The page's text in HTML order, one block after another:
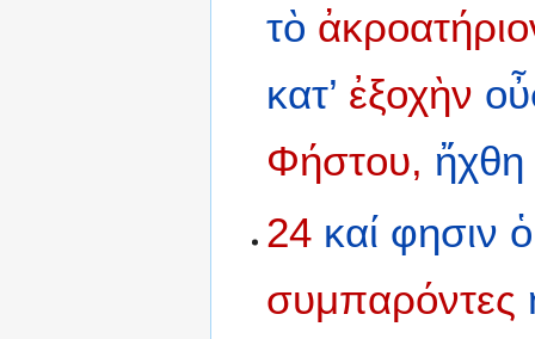
τὸ
κατ’ ἐξοχὴν
Φήστου, ἤχθη
24 καί φησιν ὁ
συμπαρόντες